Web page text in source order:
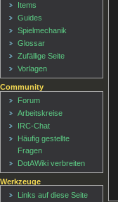
Items
Guides
Spielmechanik
Glossar
Zufällige Seite
Vorlagen
Community
Forum
Arbeitskreise
IRC-Chat
Häufig gestellte
Fragen
DotAWiki verbreiten
Werkzeuge
Links auf diese Seite